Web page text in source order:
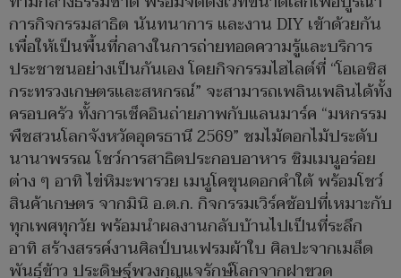
การกิจกรรมสาธิต นันทนาการ และงาน DIY เข้าด้วยกัน
เพื่อให้เป็นพื้นที่กลางในการถ่ายทอดความรู้และบริการ
ประชาชนอย่างเป็นกันเอง โดยกิจกรรมไฮไลต์ที่ “โอเอซิส
กระทรวงเกษตรและสหกรณ์” จะสามารถเพลินเพลินได้ทั้ง
ครอบครัว ทั้งการเช็คอินถ่ายภาพกับแลนมาร์ค “มหกรรม
พืชสวนโลกจังหวัดอุดรธานี 2569” ชมไม้ดอกไม้ประดับ
นานาพรรณ โชว์การสาธิตประกอบอาหาร ชิมเมนูอร่อย
ต่าง ๆ อาทิ ไข่หิมะพารวย เมนูโคขุนดอกคำใต้ พร้อมโชว์
สินค้าเกษตร จากมินิ อ.ต.ก. กิจกรรมเวิร์คช้อปที่เหมาะกับ
ทุกเพศทุกวัย พร้อมนำผลงานกลับบ้านไปเป็นที่ระลึก
อาทิ สร้างสรรค์งานศิลป์บนเฟรมผ้าใบ ศิลปะจากเมล็ด
พันธุ์ข้าว ประดิษฐ์พวงกุญแจรักษ์โลกจากฝาขวด